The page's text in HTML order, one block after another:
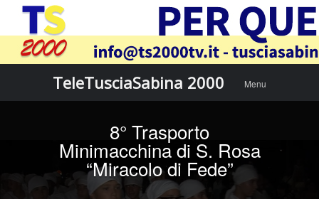
TeleTusciaSabina 2000
content
Menu
8° Trasporto
Minimacchina di S. Rosa
“Miracolo di Fede”